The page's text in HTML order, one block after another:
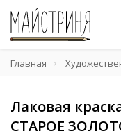
Главная
Лаковая
СТАРОЕ